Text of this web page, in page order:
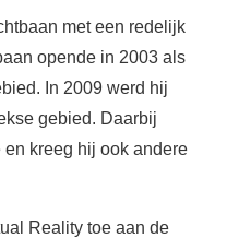
met een redelijk
opende in 2003 als
In 2009 werd hij
gebied. Daarbij
kreeg hij ook andere
Reality toe aan de